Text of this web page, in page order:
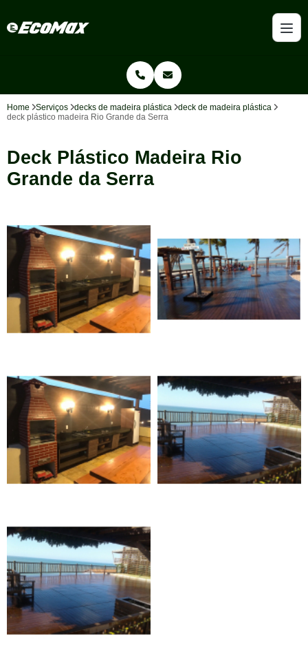
Home Serviços decks de madeira plástica
deck de madeira plástica
deck plástico madeira Rio Grande da Serra
Deck Plástico Madeira Rio
Grande da Serra